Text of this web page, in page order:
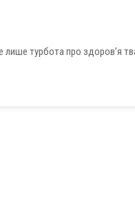
турбота про здоров’я